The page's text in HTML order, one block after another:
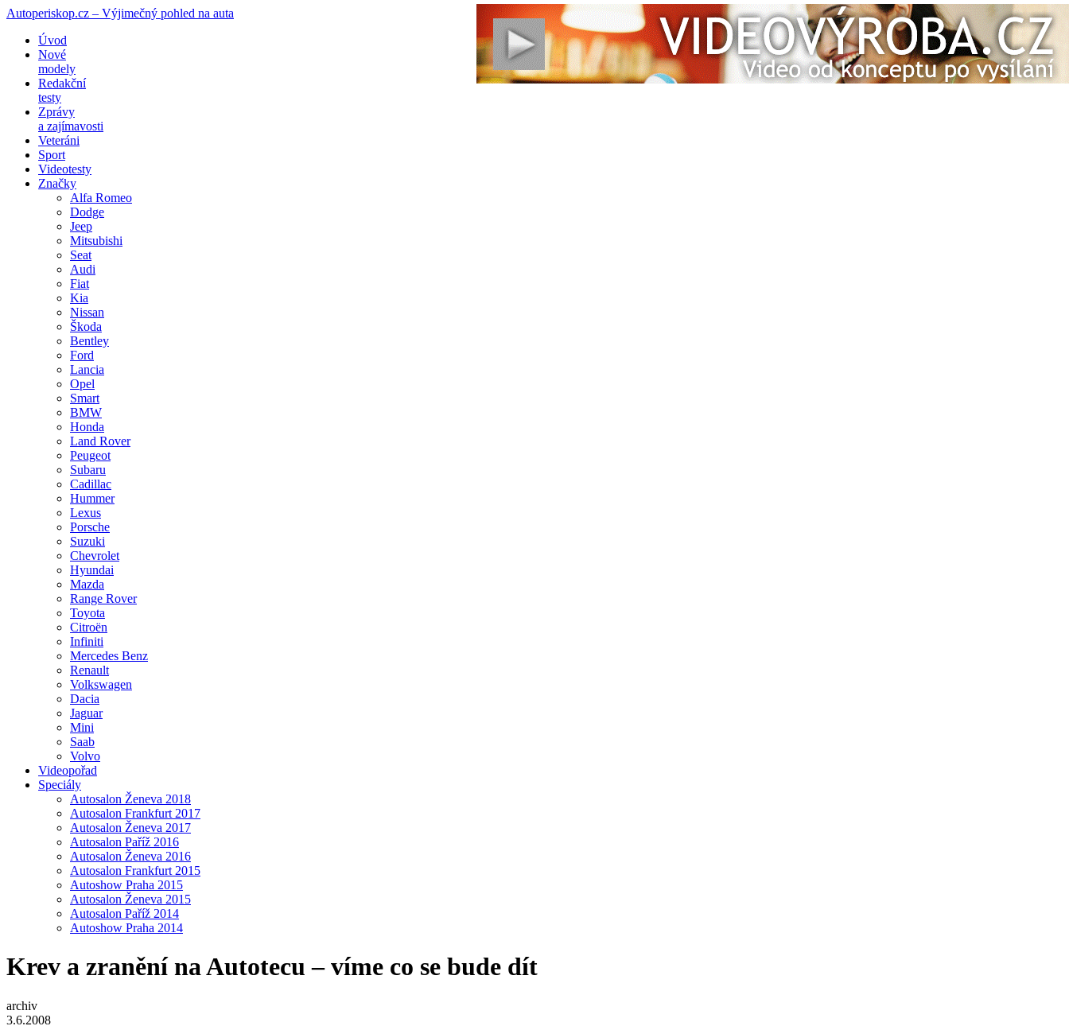
Autoperiskop.cz – Výjimečný pohled na auta
Přejít
obsahu
webu
Úvod
Nové
modely
Redakční
testy
Zprávy
a zajímavosti
Veteráni
Sport
Videotesty
Značky
Alfa Romeo
Dodge
Jeep
Mitsubishi
Seat
Audi
Fiat
Kia
Nissan
Škoda
Bentley
Ford
Lancia
Opel
Smart
BMW
Honda
Land Rover
Peugeot
Subaru
Cadillac
Hummer
Lexus
Porsche
Suzuki
Chevrolet
Hyundai
Mazda
Range Rover
Toyota
Citroën
Infiniti
Mercedes Benz
Renault
Volkswagen
Dacia
Jaguar
Mini
Saab
Volvo
Videopořad
Speciály
Autosalon Ženeva 2018
Autosalon Frankfurt 2017
Autosalon Ženeva 2017
Autosalon Paříž 2016
Autosalon Ženeva 2016
Autosalon Frankfurt 2015
Autoshow Praha 2015
Autosalon Ženeva 2015
Autosalon Paříž 2014
Autoshow Praha 2014
Krev a zranění na Autotecu – víme co se bude dít
archiv
3.6.2008